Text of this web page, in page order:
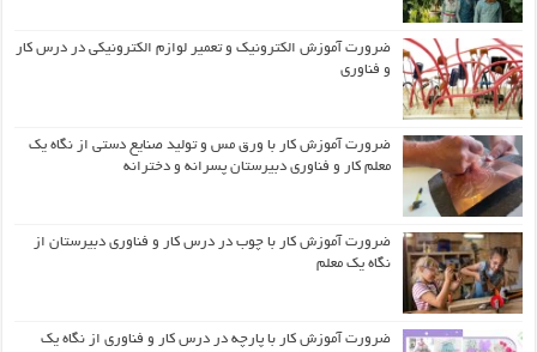
ضرورت آموزش الکترونیک و تعمیر لوازم الکترونیکی در درس کار
و فناوری
ضرورت آموزش کار با ورق مس و تولید صنایع دستی از نگاه یک
معلم کار و فناوری دبیرستان پسرانه و دخترانه
ضرورت آموزش کار با چوب در درس کار و فناوری دبیرستان از
نگاه یک معلم
ضرورت آموزش کار با پارچه در درس کار و فناوری از نگاه یک